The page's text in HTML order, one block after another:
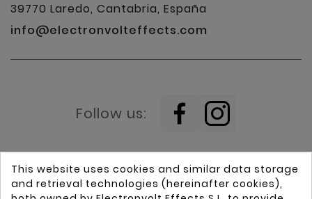
39770 Laredo, Cantabria, España
info@electronvolteffects.com
Follow us:
This website uses cookies and similar data storage
and retrieval technologies (hereinafter cookies),